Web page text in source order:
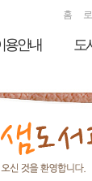
홈
용안내 도